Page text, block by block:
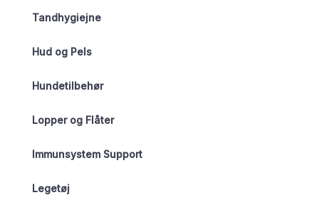
Tandhygiejne
Hud og Pels
Hundetilbehør
Lopper og Flåter
Immunsystem Support
Legetøj